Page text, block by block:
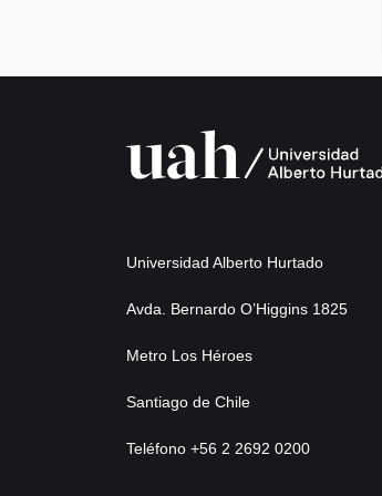
Universidad Alberto Hurtado
Avda. Bernardo O’Higgins 1825
Metro Los Héroes
Santiago de Chile
Teléfono +56 2 2692 0200